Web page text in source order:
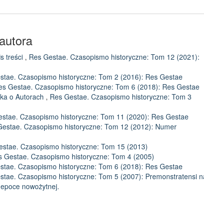
treści , Res Gestae. Czasopismo historyczne: Tom 12 (2021):
Czasopismo historyczne: Tom 2 (2016): Res Gestae
Gestae. Czasopismo historyczne: Tom 6 (2018): Res Gestae
o Autorach , Res Gestae. Czasopismo historyczne: Tom 3
Czasopismo historyczne: Tom 11 (2020): Res Gestae
Czasopismo historyczne: Tom 12 (2012): Numer
Czasopismo historyczne: Tom 15 (2013)
Gestae. Czasopismo historyczne: Tom 4 (2005)
Czasopismo historyczne: Tom 6 (2018): Res Gestae
Czasopismo historyczne: Tom 5 (2007): Premonstratensi
nowożytnej.